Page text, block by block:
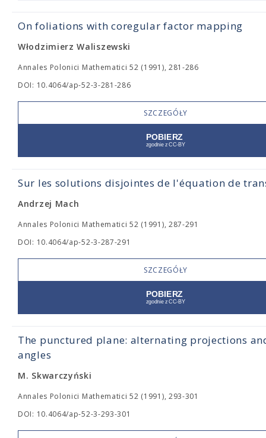
On foliations with coregular factor mapping
Włodzimierz Waliszewski
Annales Polonici Mathematici 52 (1991), 281-286
DOI: 10.4064/ap-52-3-281-286
SZCZEGÓŁY
Sur les solutions disjointes de l'équation de
Andrzej Mach
Annales Polonici Mathematici 52 (1991), 287-291
DOI: 10.4064/ap-52-3-287-291
SZCZEGÓŁY
The punctured plane: alternating projections
angles
M. Skwarczyński
Annales Polonici Mathematici 52 (1991), 293-301
DOI: 10.4064/ap-52-3-293-301